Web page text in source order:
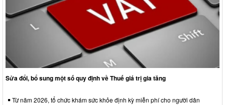
Sửa đổi, bổ sung một số quy định về Thuế giá trị gia tăng
Từ năm 2026, tổ chức khám sức khỏe định kỳ miễn phí cho người dân